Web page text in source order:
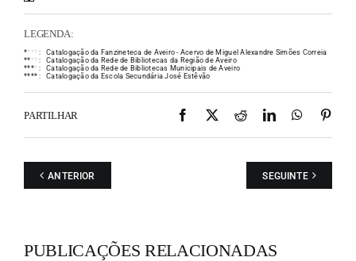
LEGENDA:
** * * :
Catalogação da Fanzineteca de Aveiro - Acervo de Miguel Alexandre Simões Correia
** * * :
Catalogação da Rede de Bibliotecas da Região de Aveiro
**** :
Catalogação da Rede de Bibliotecas Municipais de Aveiro
**** : Catalogação da Escola Secundária José Estêvão
PARTILHAR Facebook
X RedditLinkedIn
ANTERIOR SEGUINTE
PUBLICAÇÕES RELACIONADAS